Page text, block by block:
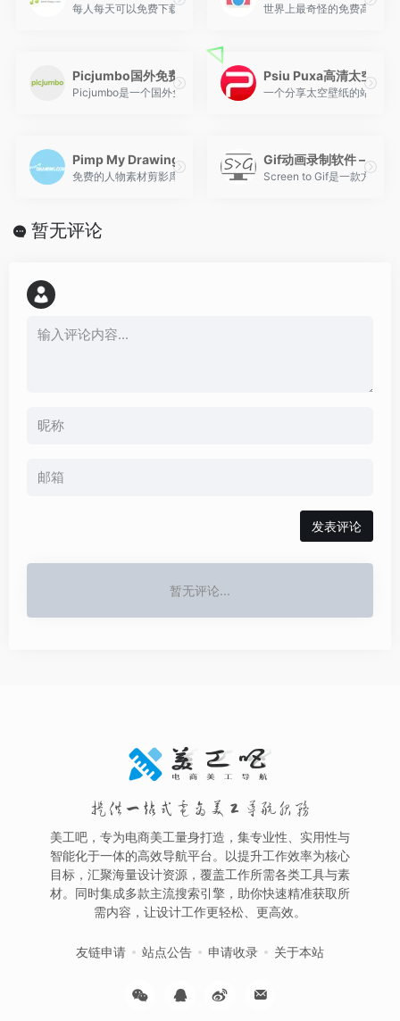
每人每天可以免费下载2首音乐，好听轻音乐网是中国最好的轻音乐
世界上最奇怪的免费高分辨
Picjumbo国外免费图库
Picjumbo是一个国外免费图库，两年已累积超过300万次下载量，
Psiu Puxa高清太空图
一个分享太空壁纸的站点，
Pimp My Drawing
免费的人物素材剪影库，当你需要绘制人物插画时，可以通过这些素
Gif动画录制软件 –
Screen to Gif是一款方便可
暂无评论
发表评论
暂无评论...
提供一站式电商美工导航服务
美工吧，专为电商美工量身打造，集专业性、实用性与
智能化于一体的高效导航平台。以提升工作效率为核心
目标，汇聚海量设计资源，覆盖工作所需各类工具与素
材。同时集成多款主流搜索引擎，助你快速精准获取所
需内容，让设计工作更轻松、更高效。
友链申请 站点公告 申请收录 关于本站